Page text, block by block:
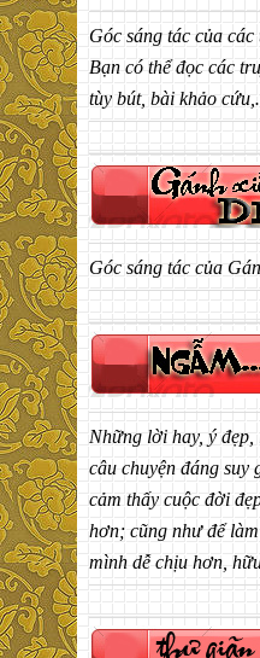
Góc sáng tác của
Bạn có thể đọc các
tùy bút, bài khảo
Góc sáng tác của
Những lời hay, ý
câu chuyện đáng suy
cảm thấy cuộc đời
hơn; cũng như để
mình dễ chịu hơn,